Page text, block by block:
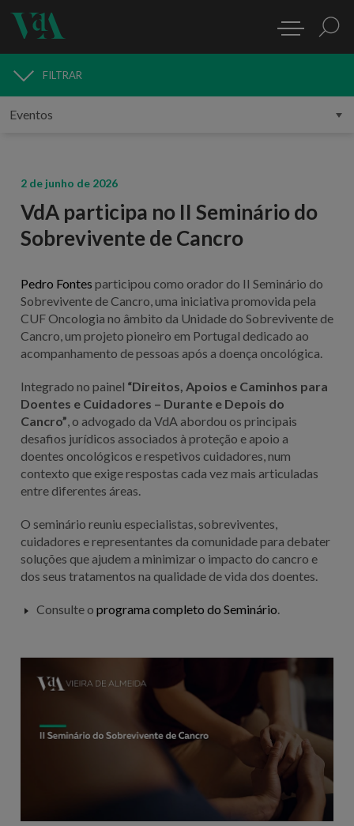
MEDIA
FILTRAR
2 de junho de 2026
VdA participa no II Seminário do
Sobrevivente de Cancro
Pedro Fontes participou como orador do II Seminário do
Sobrevivente de Cancro, uma iniciativa promovida pela
CUF Oncologia no âmbito da Unidade do Sobrevivente de
Cancro, um projeto pioneiro em Portugal dedicado ao
acompanhamento de pessoas após a doença oncológica.
Integrado no painel “Direitos, Apoios e Caminhos para
Doentes e Cuidadores – Durante e Depois do
Cancro” , o advogado da VdA abordou os principais
desafios jurídicos associados à proteção e apoio a
doentes oncológicos e respetivos cuidadores, num
contexto que exige respostas cada vez mais articuladas
entre diferentes áreas.
O seminário reuniu especialistas, sobreviventes,
cuidadores e representantes da comunidade para debater
soluções que ajudem a minimizar o impacto do cancro e
dos seus tratamentos na qualidade de vida dos doentes.
Consulte o programa completo do Seminário